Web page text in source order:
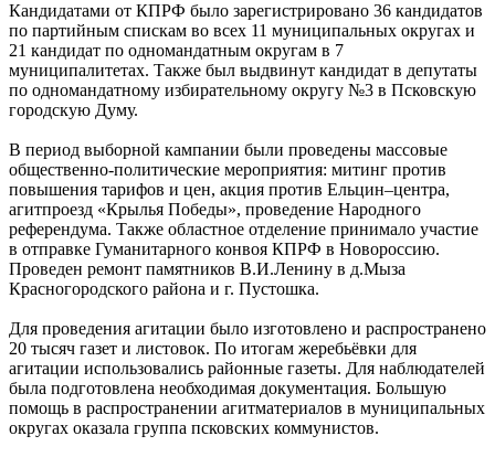
Кандидатами от КПРФ было зарегистрировано 36 кандидатов
по партийным спискам во всех 11 муниципальных округах и
21 кандидат по одномандатным округам в 7
муниципалитетах. Также был выдвинут кандидат в депутаты
по одномандатному избирательному округу №3 в Псковскую
городскую Думу.
В период выборной кампании были проведены массовые
общественно-политические мероприятия: митинг против
повышения тарифов и цен, акция против Ельцин–центра,
агитпроезд «Крылья Победы», проведение Народного
референдума. Также областное отделение принимало участие
в отправке Гуманитарного конвоя КПРФ в Новороссию.
Проведен ремонт памятников В.И.Ленину в д.Мыза
Красногородского района и г. Пустошка.
Для проведения агитации было изготовлено и распространено
20 тысяч газет и листовок. По итогам жеребьёвки для
агитации использовались районные газеты. Для наблюдателей
была подготовлена необходимая документация. Большую
помощь в распространении агитматериалов в муниципальных
округах оказала группа псковских коммунистов.